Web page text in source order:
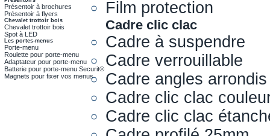
Présentoir à brochures
Présentoir à flyers
Chevalet trottoir bois
Chevalet trottoir bois
Spot à LED
Les portes-menus
Porte-menu
Roulette pour porte-menu
Adaptateur pour porte-menu
Batterie pour porte-menu Securit®
Magnets pour fixer vos menus
Film protection
Cadre clic clac
Cadre à suspendre
Cadre verrouillable
Cadre angles arrondis
Cadre clic clac
Cadre clic clac